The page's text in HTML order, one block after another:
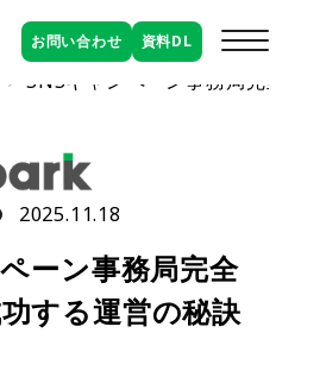
お問い合わせ 資料DL
SNSキャンペーン事務局完全ガ
2025.11.18
ーン事務局完全
する運営の秘訣